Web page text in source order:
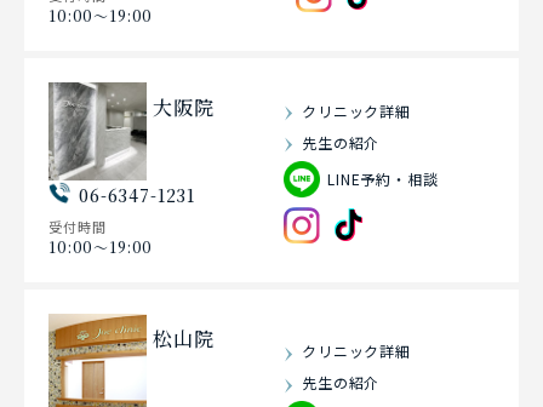
10:00〜19:00
大阪院
06-6347-1231
受付時間
10:00〜19:00
クリニック詳細
先生の紹介
LINE予約・相談
松山院
クリニック詳細
先生の紹介